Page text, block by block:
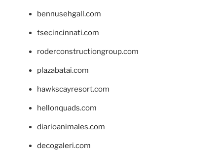
bennusehgall.com
tsecincinnati.com
roderconstructiongroup.com
plazabatai.com
hawkscayresort.com
hellonquads.com
diarioanimales.com
decogaleri.com